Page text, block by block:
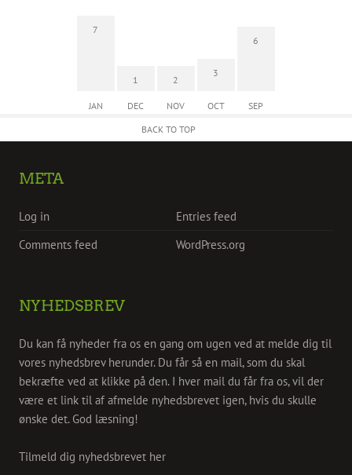
7
JAN
1
DEC
2
NOV
3
OCT
6
SEP
BACK TO TOP
META
Log in
Entries feed
Comments feed
WordPress.org
NYHEDSBREV
Du kan få nyheder fra os en gang om ugen ved at melde dig til
vores nyhedsbrev herunder. Du får så en mail, som du skal
bekræfte ved at klikke på den. I hver mail du får fra os, vil der
være et link til af afmelde nyhedsbrevet igen, hvis du skulle
ønske det. God læsning!
Tilmeld dig nyhedsbrevet her